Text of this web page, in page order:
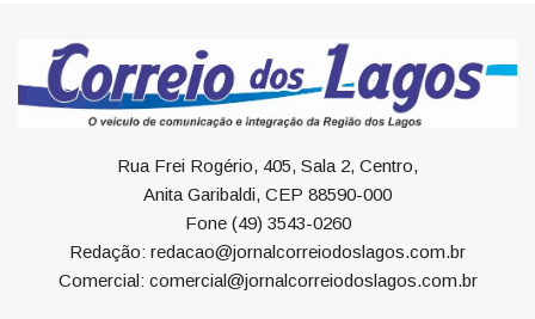
Rua Frei Rogério, 405, Sala 2, Centro,
Anita Garibaldi, CEP 88590-000
Fone (49) 3543-0260
Redação: redacao@jornalcorreiodoslagos.com.br
Comercial: comercial@jornalcorreiodoslagos.com.br